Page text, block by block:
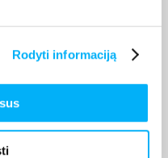
Rodyti informaciją
priemonės
žemiausia